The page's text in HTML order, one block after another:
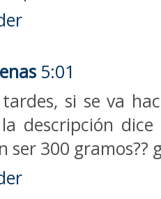
5:01
si se va
descripción
ser 300 gramos??